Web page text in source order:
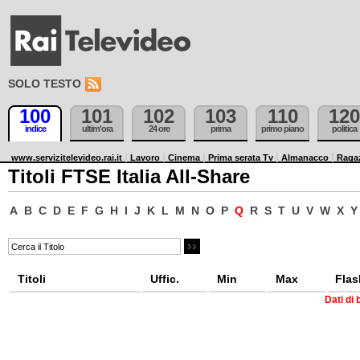
SOLO TESTO
100
indice
101
ultim'ora
102
24 ore
103
prima
110
primo piano
120
politica
www.servizitelevideo.rai.it Lavoro Cinema Prima serata Tv Almanacco
Titoli FTSE Italia All-Share
A B C D E F G H I J K L M N O P Q R S T U V W X Y
Titoli Uffic. Min Max
Dati di